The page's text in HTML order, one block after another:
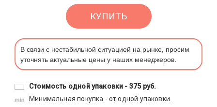
КУПИТЬ
В связи с нестабильной ситуацией на рынке, просим
уточнять актуальные цены у наших менеджеров.
Стоимость одной упаковки - 375 руб.
Минимальная покупка - от одной упаковки.